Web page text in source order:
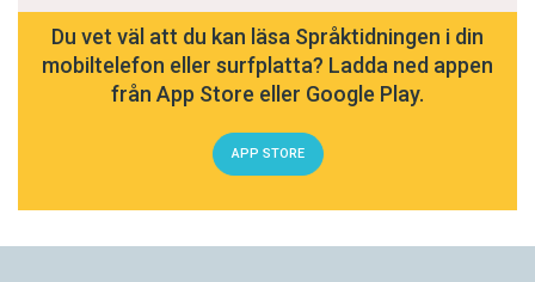
Du vet väl att du kan läsa Språktidningen i din
mobiltelefon eller surfplatta? Ladda ned appen
från App Store eller Google Play.
APP STORE